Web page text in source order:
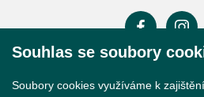
Prohlášení o
Souhlas se soubory
Soubory cookies využíváme k